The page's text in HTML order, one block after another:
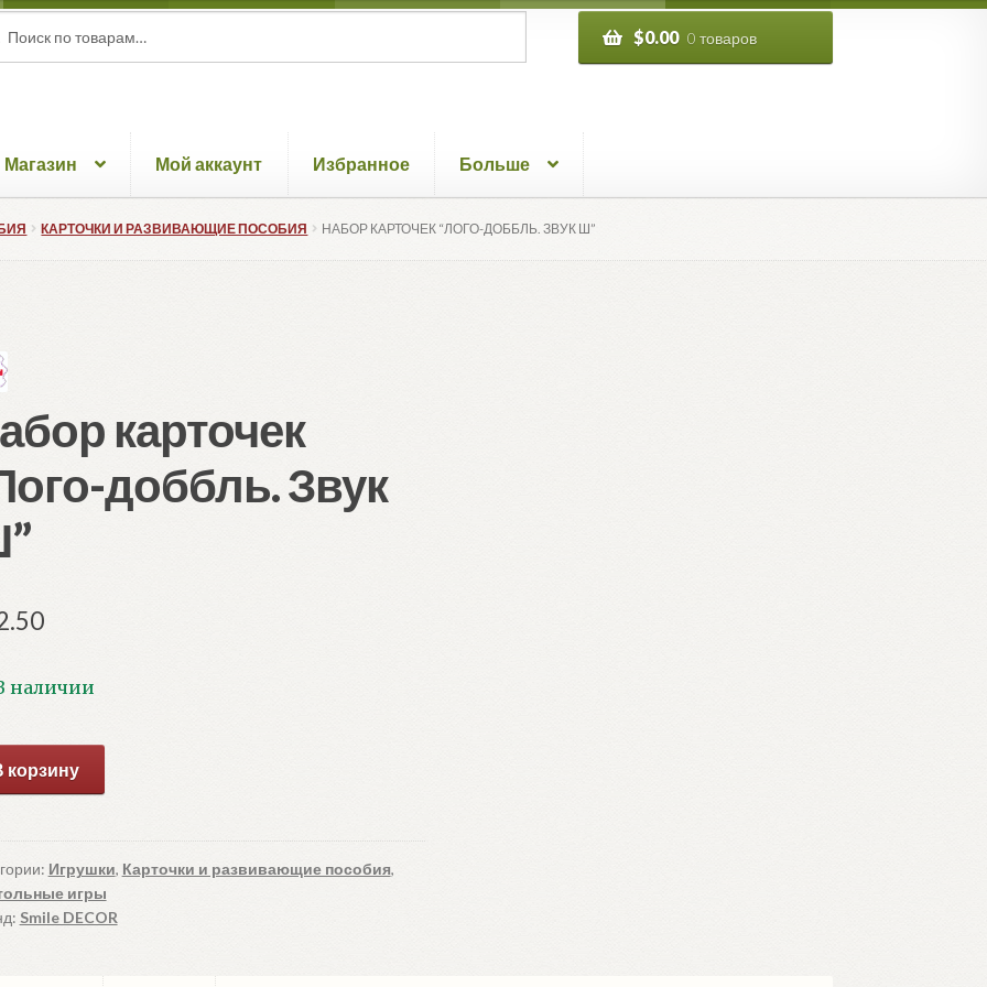
$0.00 0 товаров
Магазин Мой аккаунт Избранное Больше
КАРТОЧКИ И РАЗВИВАЮЩИЕ ПОСОБИЯ НАБОР КАРТОЧЕК “ЛОГО-ДОББЛЬ. ЗВУК Ш”
карточек
доббль. Звук
наличии
корзину
Игрушки, Карточки и развивающие пособия,
игры
Smile DECOR